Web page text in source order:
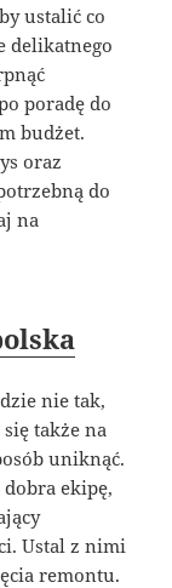
ustalić co
delikatnego
poradę do
budżet.
oraz
do
na
nie tak,
także na
uniknąć.
ekipę,
Ustal z nimi
remontu.